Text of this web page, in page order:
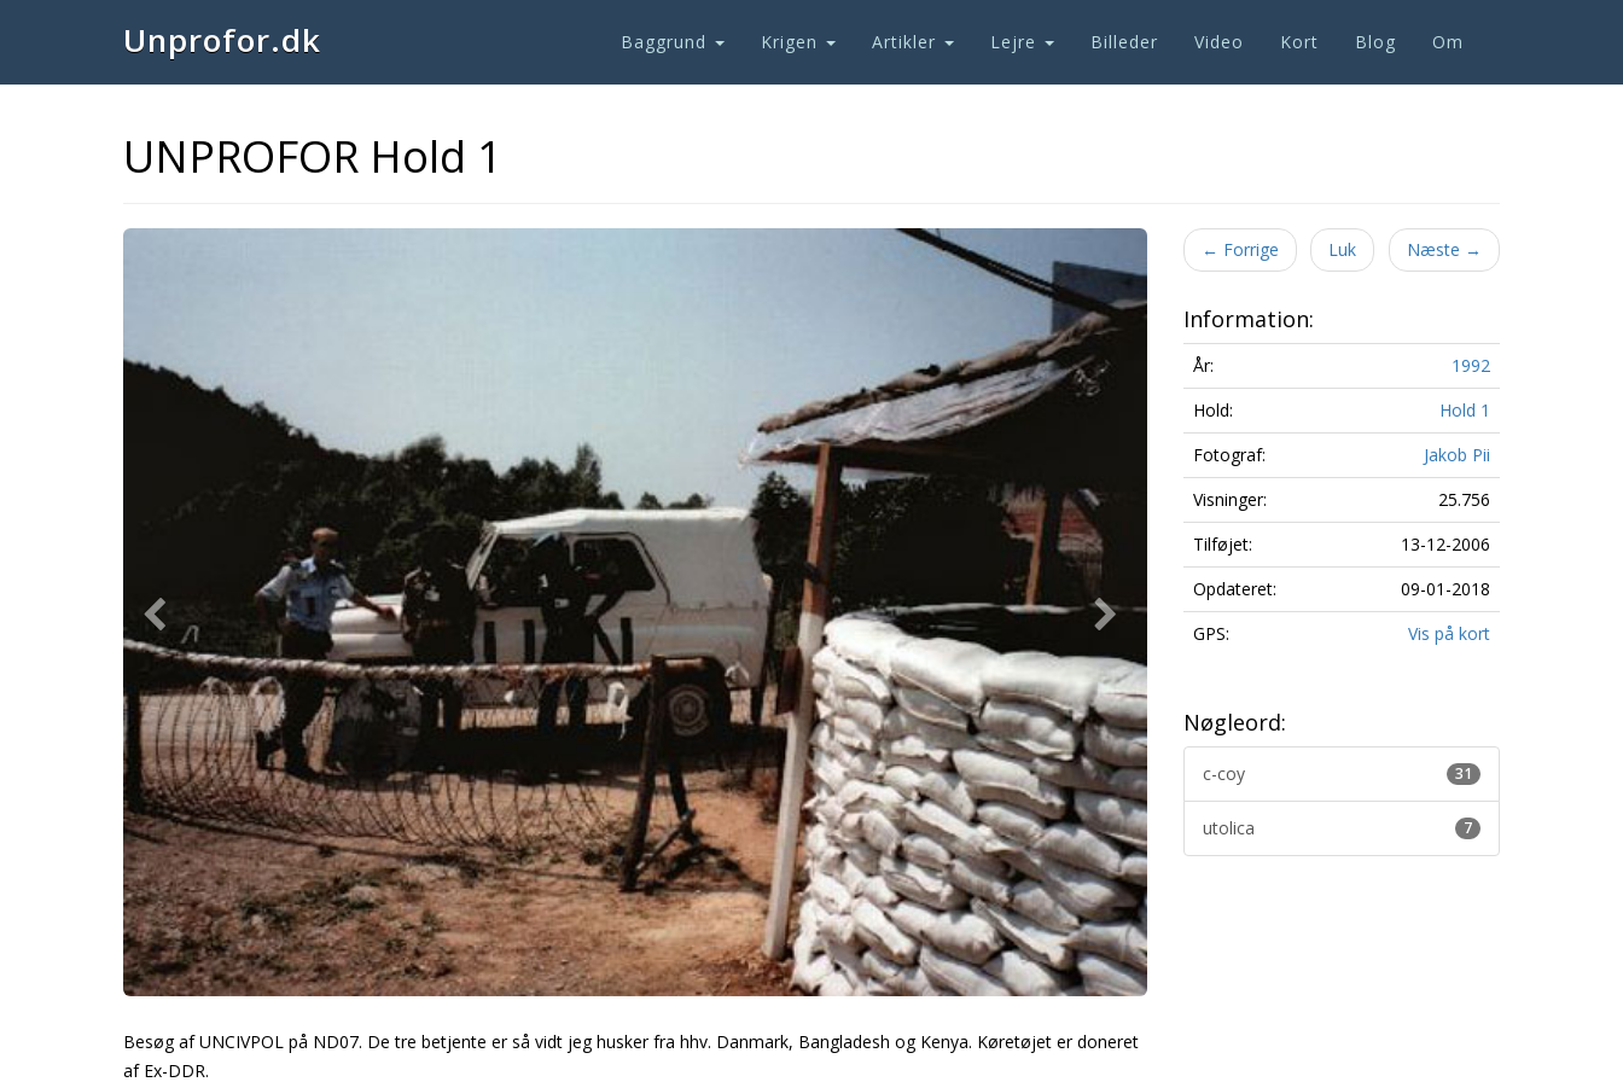
Unprofor.dk Baggrund Krigen Artikler Lejre Billeder Video Kort Blog Om
UNPROFOR Hold 1
Previous
Besøg af UNCIVPOL på ND07. De tre betjente er så vidt jeg husker fra hhv. Danmark, Bangladesh og Kenya. Køretøjet er doneret
af Ex-DDR.
← Forrige Luk Næste →
Information:
År:
1992
Hold:
Hold 1
Fotograf:
Jakob Pii
Visninger:
25.756
Tilføjet:
13-12-2006
Opdateret:
09-01-2018
GPS:
Vis på kort
Nøgleord:
31
c-coy
7
utolica